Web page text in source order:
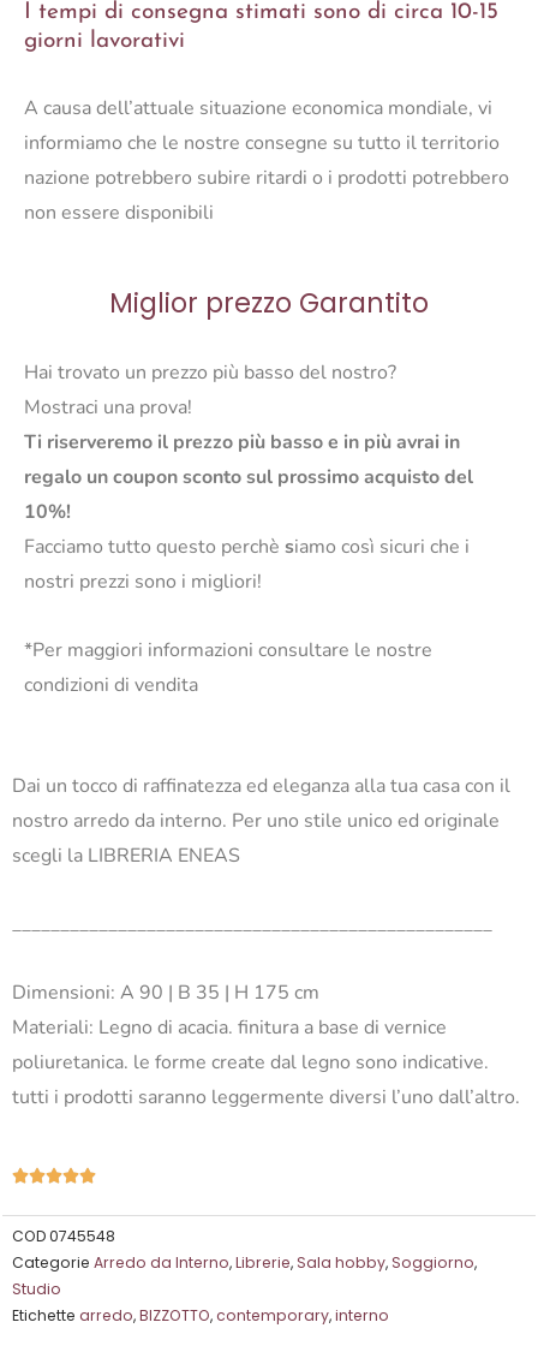
I tempi di consegna stimati sono di circa 10-15
giorni lavorativi
A causa dell’attuale situazione economica mondiale, vi
informiamo che le nostre consegne su tutto il territorio
nazione potrebbero subire ritardi o i prodotti potrebbero
non essere disponibili
Miglior prezzo Garantito
Hai trovato un prezzo più basso del nostro?
Mostraci una prova!
Ti riserveremo il prezzo più basso e in più avrai in
regalo un coupon sconto sul prossimo acquisto del
10%!
Facciamo tutto questo perchè siamo così sicuri che i
nostri prezzi sono i migliori!
*Per maggiori informazioni consultare le nostre
condizioni di vendita
Dai un tocco di raffinatezza ed eleganza alla tua casa con il
nostro arredo da interno. Per uno stile unico ed originale
scegli la LIBRERIA ENEAS
__________________________________________________
Dimensioni: A 90 | B 35 | H 175 cm
Materiali: Legno di acacia. finitura a base di vernice
poliuretanica. le forme create dal legno sono indicative.
tutti i prodotti saranno leggermente diversi l’uno dall’altro.
Valutazione
su
5
COD0745548
Categorie Arredo da Interno,Librerie,Sala hobby,Soggiorno,
Studio
Etichette arredo,BIZZOTTO,contemporary,interno